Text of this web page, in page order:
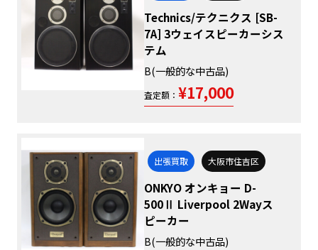
Technics/テクニクス [SB-
7A] 3ウェイスピーカーシス
テム
B(一般的な中古品)
査定額： ¥17,000
出張買取 大阪市住吉区
ONKYO オンキョー D-
500Ⅱ Liverpool 2Wayス
ピーカー
B(一般的な中古品)